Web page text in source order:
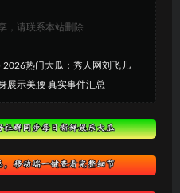
，请联系本站删除
2026热门大瓜：秀人网刘飞儿
展示美腰 真实事件汇总